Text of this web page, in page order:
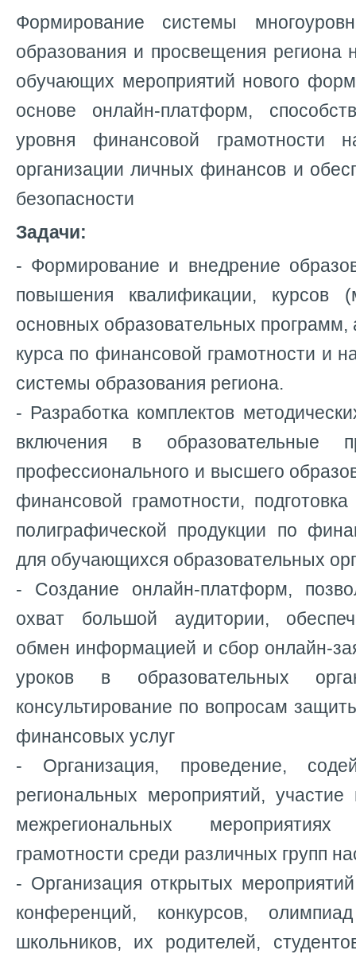
Формирование системы
образования и просвещения региона
обучающих мероприятий нового
основе онлайн-платформ,
уровня финансовой грамотности
организации личных финансов и
безопасности
Задачи:
- Формирование и внедрение
повышения квалификации, курсов
основных образовательных программ,
курса по финансовой грамотности и
системы образования региона.
- Разработка комплектов
включения в образовательные
профессионального и высшего
финансовой грамотности,
полиграфической продукции по
для обучающихся образовательных
- Создание онлайн-платформ,
охват большой аудитории,
обмен информацией и сбор онлайн-
уроков в образовательных
консультирование по вопросам
финансовых услуг
- Организация, проведение,
региональных мероприятий,
межрегиональных
грамотности среди различных групп
- Организация открытых
конференций, конкурсов,
школьников, их родителей,